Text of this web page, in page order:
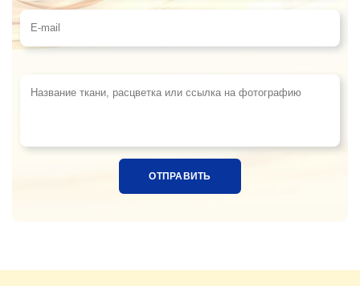
Телефон
E-mail